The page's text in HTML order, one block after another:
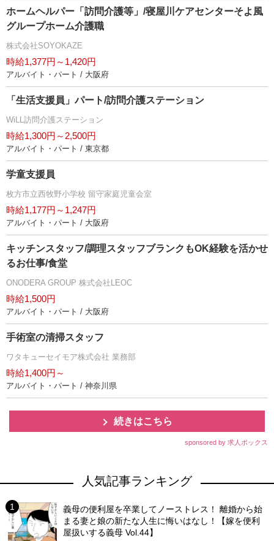
ホームヘルパー「訪問介護等」/寝屋川ケアセンターそよ風
グループホーム介護職
株式会社SOYOKAZE
時給1,377円～1,420円
アルバイト・パート / 大阪府
「生活支援員」パート/訪問介護ステーション
WiLL訪問介護ステーション
時給1,300円～2,500円
アルバイト・パート / 東京都
学童支援員
枚方市立西牧野小学校 留守家庭児童会室
時給1,177円～1,247円
アルバイト・パート / 大阪府
キッチンスタッフ/調理スタッフブランクもOK経験を活かせ
るお仕事/食堂
ONODERA GROUP 株式会社LEOC
時給1,500円
アルバイト・パート / 大阪府
手術室の清掃スタッフ
ワタキューセイモア株式会社 業務部
時給1,400円～
アルバイト・パート / 神奈川県
続きはこちら
sponsored by 求人ボックス
人気記事ランキング
義母の便利屋を卒業してノーストレス！ 離婚から始
まる妻と娘の新たな人生に悔いはなし！【嫁を便利
屋扱いする義母 Vol.44】